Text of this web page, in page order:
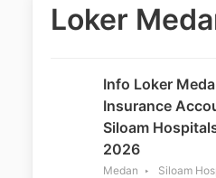
Loker
Info Loker
Insurance
Siloam
2026
Medan Siloam